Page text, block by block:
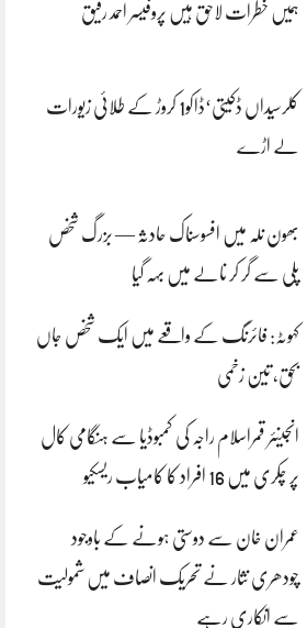
ہمیں خطرات لاحق ہیں پروفیسر احمد رفیق
کلرسیداں ڈکیتی‘ڈاکو1 کروڑ کے طلائی زیورات
لے اڑے
بھون نلہ میں افسوسناک حادثہ — بزرگ شخص
پلی سے گر کر نالے میں بہہ گیا
کہوٹہ: فائرنگ کے واقعے میں ایک شخص جاں
بحق، تین زخمی
انجینئر قمراسلام راجہ کی کمبوڈیا سے ہنگامی کال
پر چکری میں 16 افراد کا کامیاب ریسکیو
عمران خان سے دوستی ہونے کے باوجود
چودھری نثار نے تحریک انصاف میں شمولیت
سے انکاری رہے